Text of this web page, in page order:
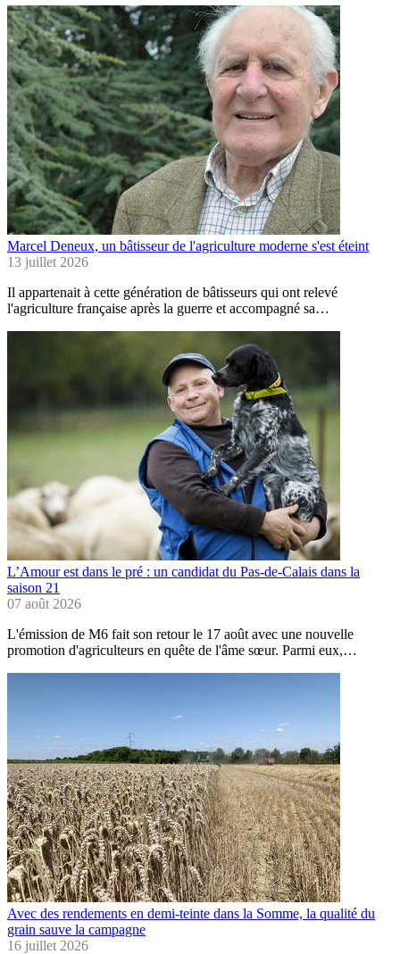
Marcel Deneux, un bâtisseur de l'agriculture moderne s'est éteint
13 juillet 2026
Il appartenait à cette génération de bâtisseurs qui ont relevé
l'agriculture française après la guerre et accompagné sa…
L’Amour est dans le pré : un candidat du Pas-de-Calais dans la
saison 21
07 août 2026
L'émission de M6 fait son retour le 17 août avec une nouvelle
promotion d'agriculteurs en quête de l'âme sœur. Parmi eux,…
Avec des rendements en demi-teinte dans la Somme, la qualité du
grain sauve la campagne
16 juillet 2026